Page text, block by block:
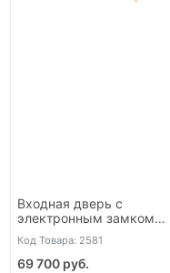
Входная дверь с
электронным замком
Эволаб Смарт
Код Товара: 2581
69 700 руб.